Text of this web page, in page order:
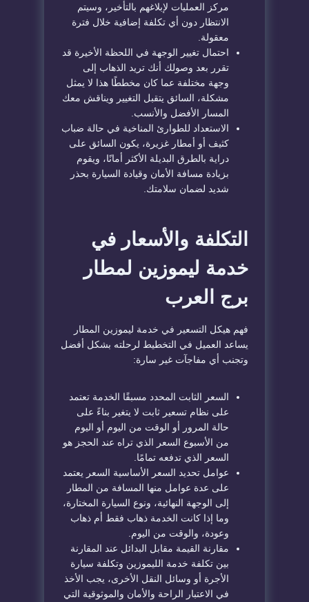
مركز العمليات لإبلاغهم بالتأخير، وسيتم
الانتظار دون أي تكلفة إضافية خلال فترة
معقولة.
احتمال تغيير الوجهة في اللحظة الأخيرة قد
تقرر بعد وصولك أنك تريد الذهاب إلى
وجهة مختلفة عما كان مخططًا هذا لا يمثل
مشكلة، السائق يتقبل التغيير ويناقش معك
المسار الأفضل والأنسب.
الاستعداد للطوارئ المناخية في حالة ضباب
كثيف أو أمطار غزيرة، يكون السائق على
دراية بالطرق البديلة الأكثر أمانًا، ويقوم
بزيادة مسافة الأمان وقيادة السيارة بحذر
شديد لضمان سلامتك.
التكلفة والأسعار في
خدمة ليموزين لمطار
برج العرب
فهم هيكل التسعير في خدمة ليموزين المطار
يساعد العميل في التخطيط لرحلته بشكل أفضل
وتجنب أي مفاجآت غير سارة:
السعر الثابت المحدد مسبقًا الخدمة تعتمد
على نظام تسعير ثابت لا يتغير بناءً على
حالة المرور أو الوقت من اليوم أو اليوم
من الأسبوع السعر الذي تراه عند الحجز هو
السعر الذي تدفعه تمامًا.
عوامل تحديد السعر الأساسية السعر يعتمد
على عدة عوامل منها المسافة من المطار
إلى الوجهة النهائية، ونوع السيارة المختارة،
وما إذا كانت الخدمة ذهاب فقط أم ذهاب
وعودة، والوقت من اليوم.
مقارنة القيمة مقابل البدائل عند المقارنة
بين تكلفة خدمة الليموزين وتكلفة سيارة
الأجرة أو وسائل النقل الأخرى، يجب الأخذ
في الاعتبار الراحة والأمان والموثوقية التي